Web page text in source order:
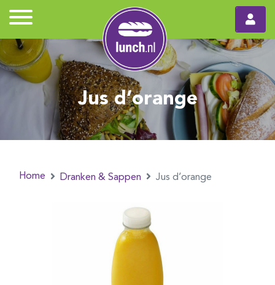
Jus d’orange
Home Dranken & Sappen Jus d’orange